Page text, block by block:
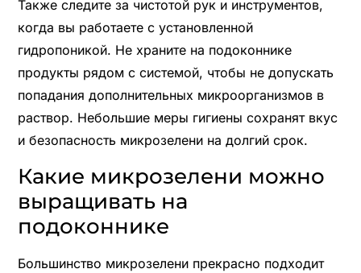
Также следите за чистотой рук и инструментов,
когда вы работаете с установленной
гидропоникой. Не храните на подоконнике
продукты рядом с системой, чтобы не допускать
попадания дополнительных микроорганизмов в
раствор. Небольшие меры гигиены сохранят вкус
и безопасность микрозелени на долгий срок.
Какие микрозелени можно
выращивать на
подоконнике
Большинство микрозелени прекрасно подходит